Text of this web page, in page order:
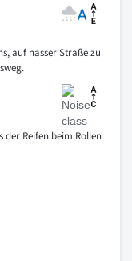
auf nasser Straße zu
der Reifen beim Rollen